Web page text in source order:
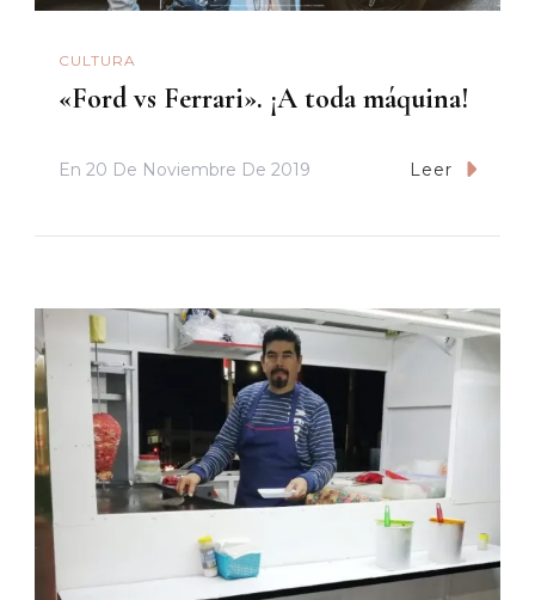
CULTURA
«Ford vs Ferrari». ¡A toda máquina!
En 20 De Noviembre De 2019 Leer